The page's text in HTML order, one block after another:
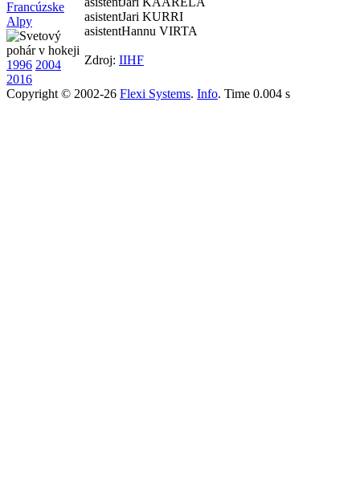
Francúzske
Alpy
1996 2004
2016
asistentJari KURRI
asistentHannu VIRTA
Zdroj: IIHF
Copyright © 2002-26 Flexi Systems. Info. Time 0.004 s